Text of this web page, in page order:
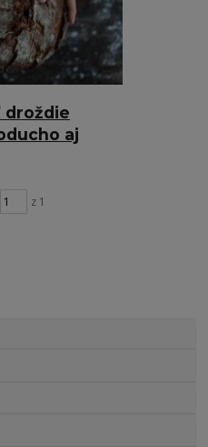
droždie
aj
z 1